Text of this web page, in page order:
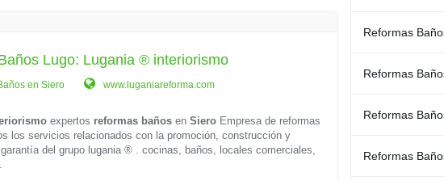
Lugo: Lugania ® interiorismo
en Siero www.luganiareforma.com
expertos reformas baños enSiero Empresa de reformas
los servicios relacionados con la promoción, construcción y
del grupo lugania ® . cocinas, baños, locales comerciales,
Reformas
Reformas
Reformas
Reformas